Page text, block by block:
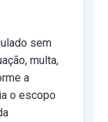
sem
multa,
a
o escopo